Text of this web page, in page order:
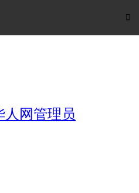

人网管理员